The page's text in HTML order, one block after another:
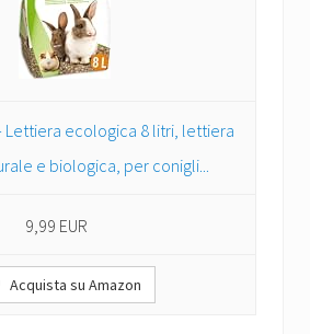
Lettiera ecologica 8 litri, lettiera
e biologica, per conigli...
9,99 EUR
Acquista su Amazon